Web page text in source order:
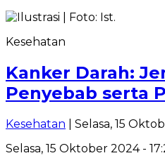
Kesehatan
Kanker Darah:
Penyebab serta
Kesehatan | Selasa, 15
Selasa, 15 Oktober 2024 -